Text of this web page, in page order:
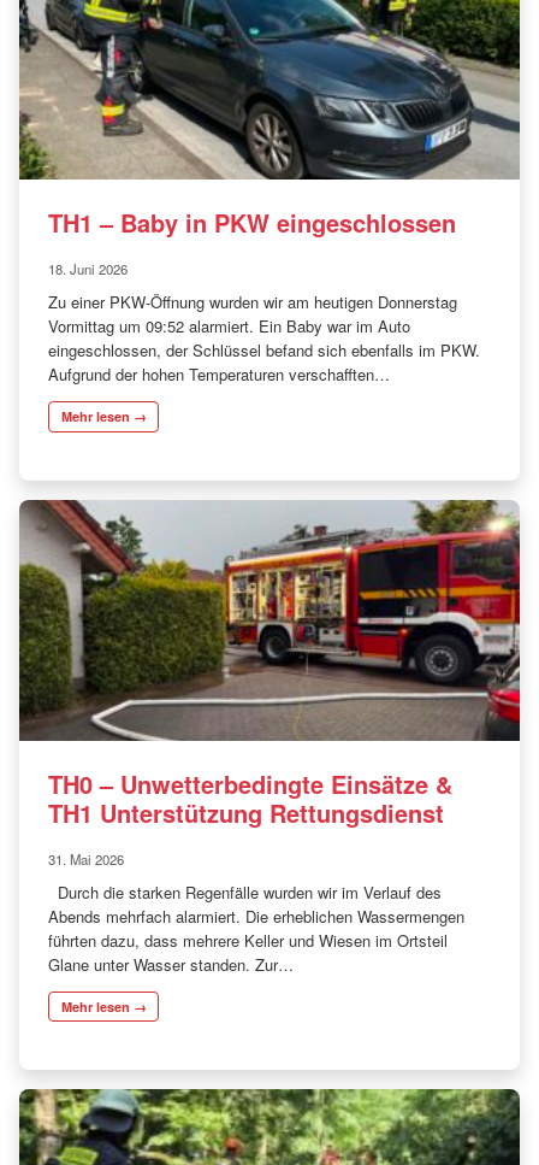
TH1 – Baby in PKW eingeschlossen
18. Juni 2026
Zu einer PKW-Öffnung wurden wir am heutigen Donnerstag
Vormittag um 09:52 alarmiert. Ein Baby war im Auto
eingeschlossen, der Schlüssel befand sich ebenfalls im PKW.
Aufgrund der hohen Temperaturen verschafften…
Mehr lesen →
TH0 – Unwetterbedingte Einsätze &
TH1 Unterstützung Rettungsdienst
31. Mai 2026
Durch die starken Regenfälle wurden wir im Verlauf des
Abends mehrfach alarmiert. Die erheblichen Wassermengen
führten dazu, dass mehrere Keller und Wiesen im Ortsteil
Glane unter Wasser standen. Zur…
Mehr lesen →